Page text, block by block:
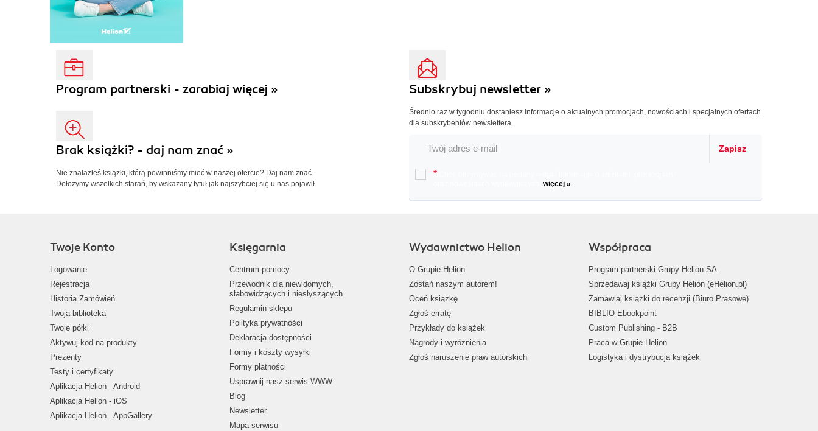
Program partnerski - zarabiaj więcej »
Brak książki? - daj nam znać »
Nie znalazłeś książki, którą powinniśmy mieć w naszej ofercie? Daj nam znać.
Dołożymy wszelkich starań, by wskazany tytuł jak najszybciej się u nas pojawił.
Subskrybuj newsletter »
Średnio raz w tygodniu dostaniesz informacje o aktualnych promocjach, nowościach i specjalnych ofertach
dla subskrybentów newslettera.
Zapisz
*
więcej »
Twoje Konto
Logowanie
Rejestracja
Historia Zamówień
Twoja biblioteka
Twoje półki
Aktywuj kod na produkty
Prezenty
Testy i certyfikaty
Aplikacja Helion - Android
Aplikacja Helion - iOS
Aplikacja Helion - AppGallery
Księgarnia
Centrum pomocy
Przewodnik dla niewidomych,
słabowidzących i niesłyszących
Regulamin sklepu
Polityka prywatności
Deklaracja dostępności
Formy i koszty wysyłki
Formy płatności
Usprawnij nasz serwis WWW
Blog
Newsletter
Mapa serwisu
Wydawnictwo Helion
O Grupie Helion
Zostań naszym autorem!
Oceń książkę
Zgłoś erratę
Przykłady do książek
Nagrody i wyróżnienia
Zgłoś naruszenie praw autorskich
Współpraca
Program partnerski Grupy Helion SA
Sprzedawaj książki Grupy Helion (eHelion.pl)
Zamawiaj książki do recenzji (Biuro Prasowe)
BIBLIO Ebookpoint
Custom Publishing - B2B
Praca w Grupie Helion
Logistyka i dystrybucja książek